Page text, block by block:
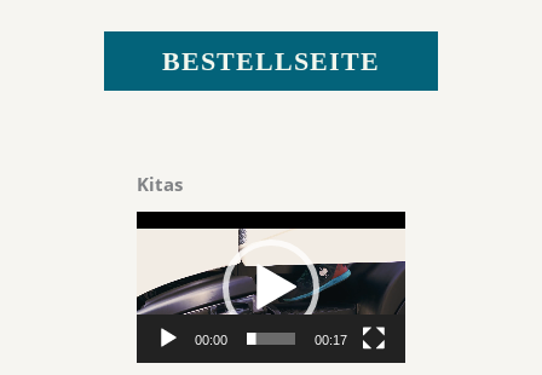
BESTELLSEITE
Kitas
Video-
Player
00:00 00:17